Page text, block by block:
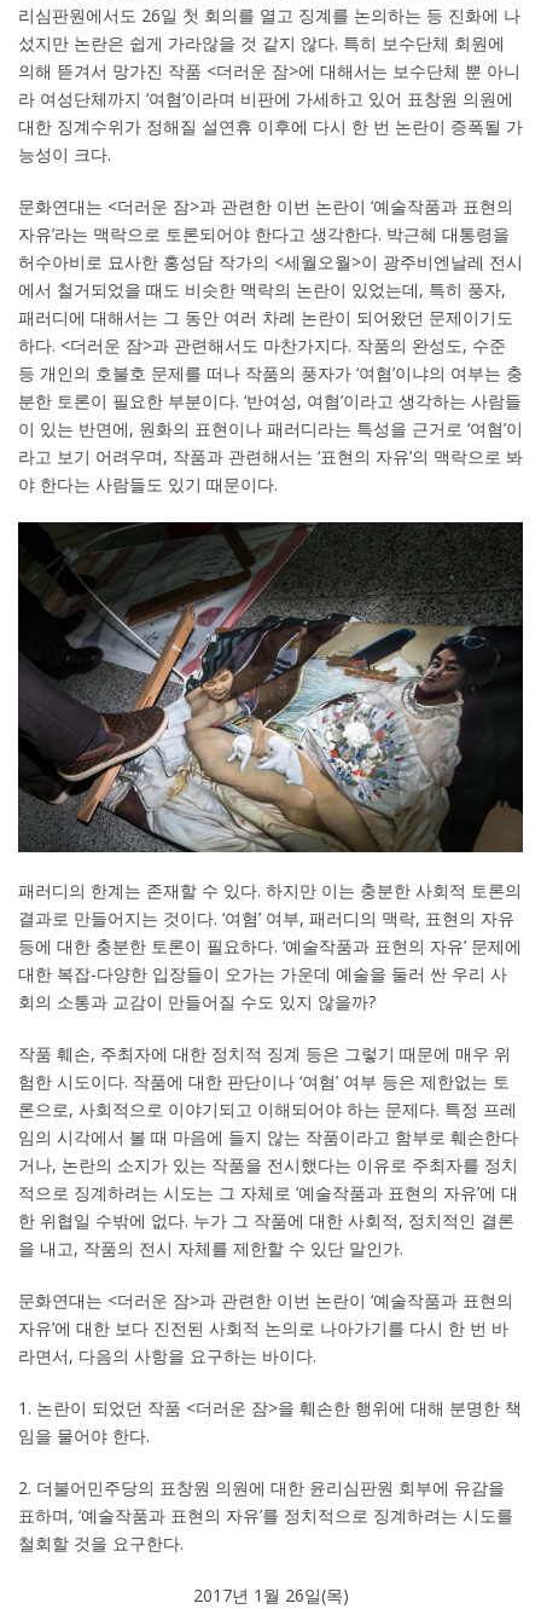
리심판원에서도 26일 첫 회의를 열고 징계를 논의하는 등 진화에 나
섰지만 논란은 쉽게 가라않을 것 같지 않다. 특히 보수단체 회원에
의해 뜯겨서 망가진 작품 <더러운 잠>에 대해서는 보수단체 뿐 아니
라 여성단체까지 ‘여혐’이라며 비판에 가세하고 있어 표창원 의원에
대한 징계수위가 정해질 설연휴 이후에 다시 한 번 논란이 증폭될 가
능성이 크다.
문화연대는 <더러운 잠>과 관련한 이번 논란이 ‘예술작품과 표현의
자유’라는 맥락으로 토론되어야 한다고 생각한다. 박근혜 대통령을
허수아비로 묘사한 홍성담 작가의 <세월오월>이 광주비엔날레 전시
에서 철거되었을 때도 비슷한 맥락의 논란이 있었는데, 특히 풍자,
패러디에 대해서는 그 동안 여러 차례 논란이 되어왔던 문제이기도
하다. <더러운 잠>과 관련해서도 마찬가지다. 작품의 완성도, 수준
등 개인의 호불호 문제를 떠나 작품의 풍자가 ‘여혐’이냐의 여부는 충
분한 토론이 필요한 부분이다. ‘반여성, 여혐’이라고 생각하는 사람들
이 있는 반면에, 원화의 표현이나 패러디라는 특성을 근거로 ‘여혐’이
라고 보기 어려우며, 작품과 관련해서는 ‘표현의 자유’의 맥락으로 봐
야 한다는 사람들도 있기 때문이다.
패러디의 한계는 존재할 수 있다. 하지만 이는 충분한 사회적 토론의
결과로 만들어지는 것이다. ‘여혐’ 여부, 패러디의 맥락, 표현의 자유
등에 대한 충분한 토론이 필요하다. ‘예술작품과 표현의 자유’ 문제에
대한 복잡-다양한 입장들이 오가는 가운데 예술을 둘러 싼 우리 사
회의 소통과 교감이 만들어질 수도 있지 않을까?
작품 훼손, 주최자에 대한 정치적 징계 등은 그렇기 때문에 매우 위
험한 시도이다. 작품에 대한 판단이나 ‘여혐’ 여부 등은 제한없는 토
론으로, 사회적으로 이야기되고 이해되어야 하는 문제다. 특정 프레
임의 시각에서 볼 때 마음에 들지 않는 작품이라고 함부로 훼손한다
거나, 논란의 소지가 있는 작품을 전시했다는 이유로 주최자를 정치
적으로 징계하려는 시도는 그 자체로 ‘예술작품과 표현의 자유’에 대
한 위협일 수밖에 없다. 누가 그 작품에 대한 사회적, 정치적인 결론
을 내고, 작품의 전시 자체를 제한할 수 있단 말인가.
문화연대는 <더러운 잠>과 관련한 이번 논란이 ‘예술작품과 표현의
자유’에 대한 보다 진전된 사회적 논의로 나아가기를 다시 한 번 바
라면서, 다음의 사항을 요구하는 바이다.
1. 논란이 되었던 작품 <더러운 잠>을 훼손한 행위에 대해 분명한 책
임을 물어야 한다.
2. 더불어민주당의 표창원 의원에 대한 윤리심판원 회부에 유감을
표하며, ‘예술작품과 표현의 자유’를 정치적으로 징계하려는 시도를
철회할 것을 요구한다.
2017년 1월 26일(목)